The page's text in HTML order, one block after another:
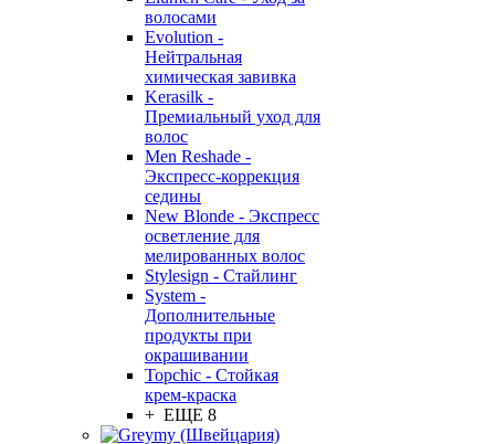
волосами
Evolution -
Нейтральная
химическая завивка
Kerasilk -
Премиальный уход для
волос
Men Reshade -
Экспресс-коррекция
седины
New Blonde - Экспресс
осветление для
мелированных волос
Stylesign - Стайлинг
System -
Дополнительные
продукты при
окрашивании
Topchic - Стойкая
крем-краска
+ ЕЩЕ 8